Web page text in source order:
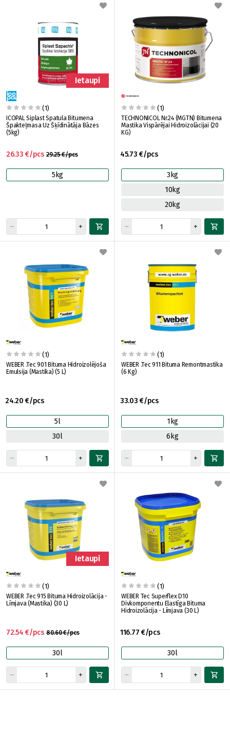
Ietaupi
(1)
ICOPAL Siplast Spatula Bitumena
Špakteļmasa Uz Šķīdinātāja Bāzes
(5kg)
29.25 €/pcs
26.33 €/pcs
5kg
(1)
TECHNONICOL Nr.24 (MGTN) Bitumena
Mastika Vispārējai Hidroizolācijai (20
KG)
45.73 €/pcs
3kg
10kg
20kg
(1)
WEBER .Tec 901 Bituma Hidroizolējoša
Emulsija (Mastika) (5 L)
24.20 €/pcs
5l
30l
(1)
WEBER .Tec 911 Bituma Remontmastika
(6 Kg)
33.03 €/pcs
1kg
6kg
Ietaupi
(1)
WEBER .Tec 915 Bituma Hidroizolācija -
Līmjava (Mastika) (30 L)
80.60 €/pcs
72.54 €/pcs
30l
(1)
WEBER Tec Superflex D10
Divkomponentu Elastīga Bituma
Hidroizolācija - Līmjava (30 L)
116.77 €/pcs
30l